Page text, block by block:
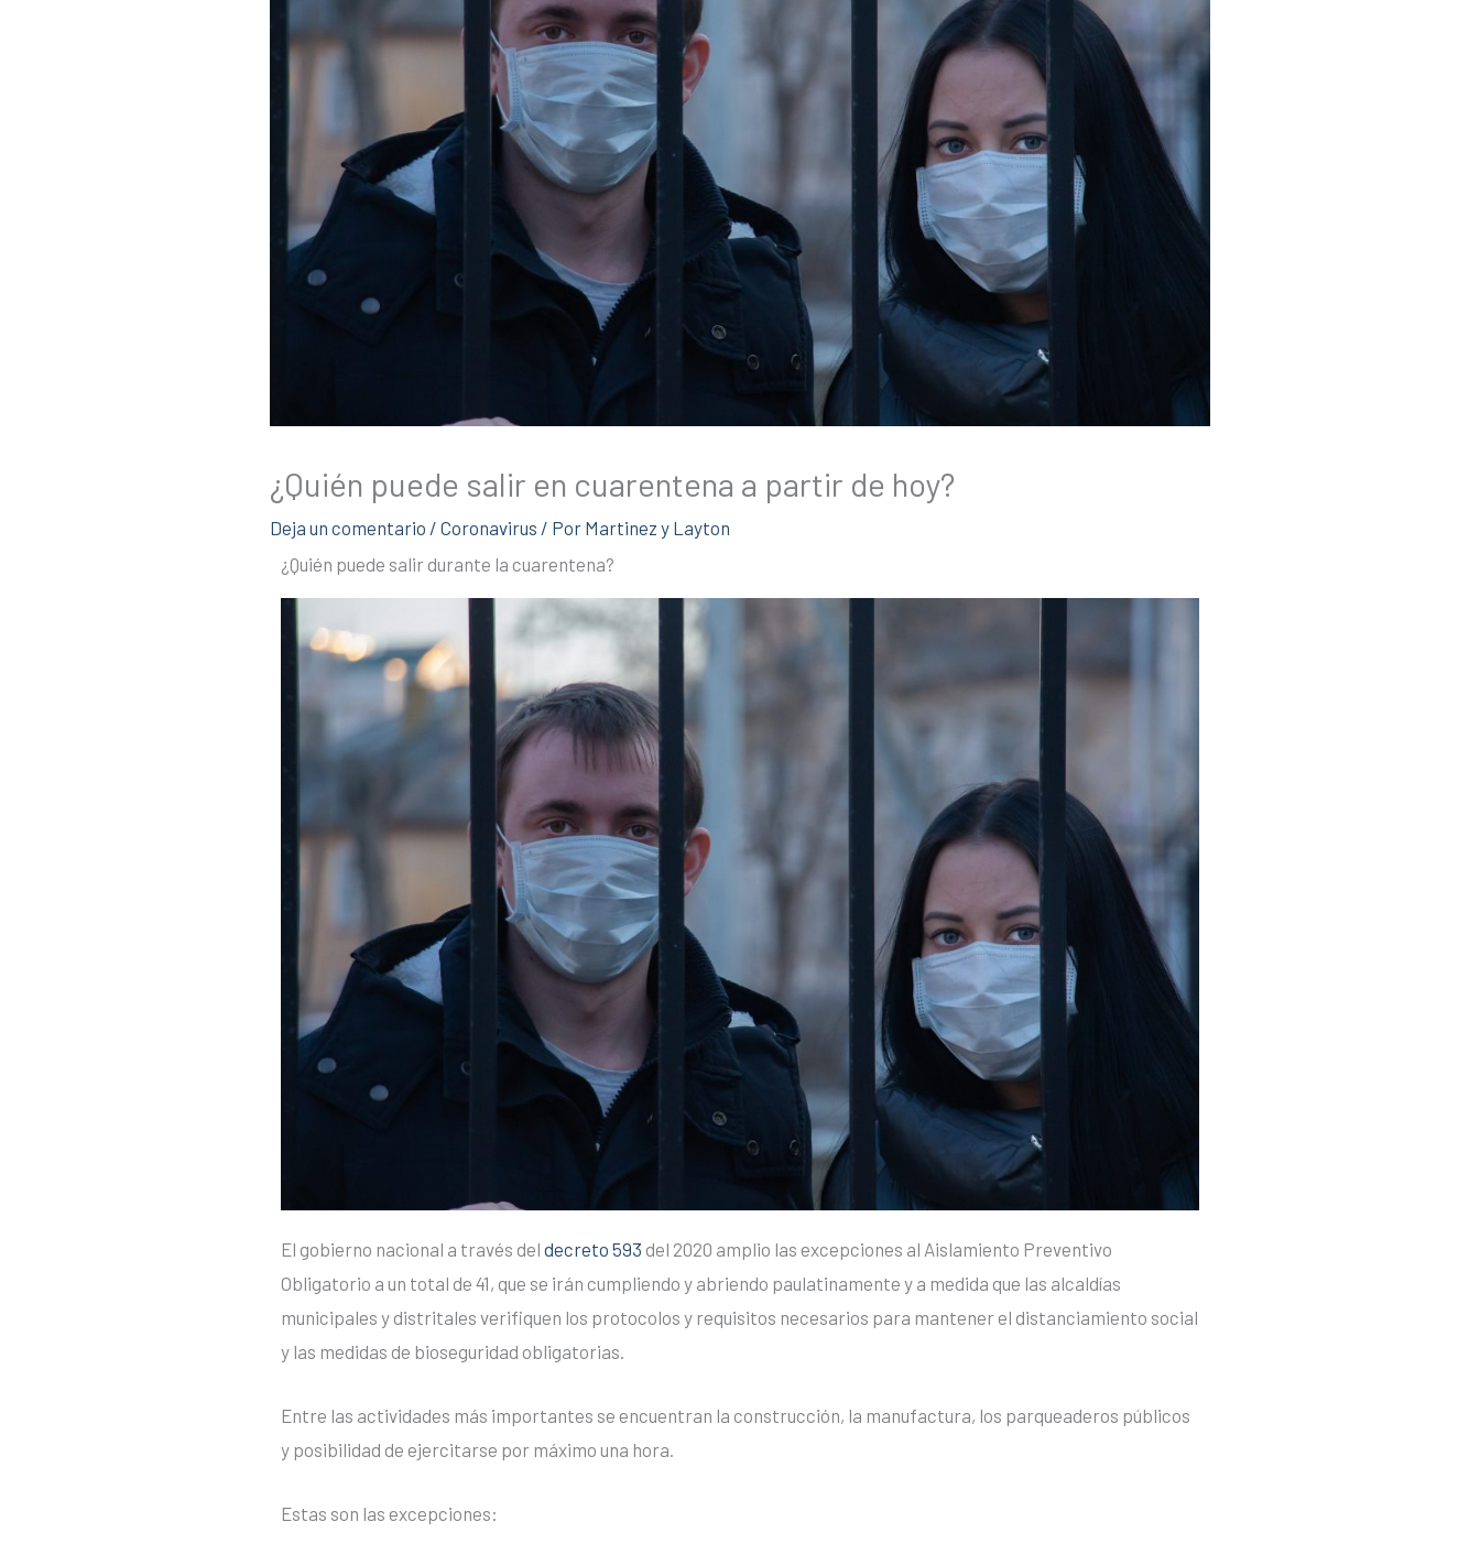
¿Quién puede salir en cuarentena a partir de hoy?
Deja un comentario / Coronavirus / Por Martinez y Layton
¿Quién puede salir durante la cuarentena?
El gobierno nacional a través del decreto 593 del 2020 amplio las excepciones al Aislamiento Preventivo
Obligatorio a un total de 41, que se irán cumpliendo y abriendo paulatinamente y a medida que las alcaldías
municipales y distritales verifiquen los protocolos y requisitos necesarios para mantener el distanciamiento social
y las medidas de bioseguridad obligatorias.
Entre las actividades más importantes se encuentran la construcción, la manufactura, los parqueaderos públicos
y posibilidad de ejercitarse por máximo una hora.
Estas son las excepciones: